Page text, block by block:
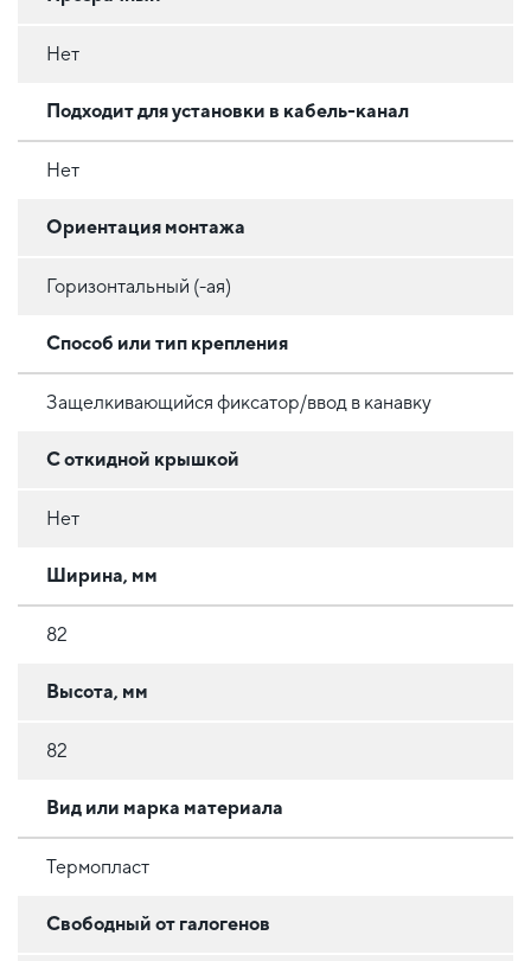
Нет
Подходит для установки в кабель-канал
Нет
Ориентация монтажа
Горизонтальный (-ая)
Способ или тип крепления
Защелкивающийся фиксатор/ввод в канавку
С откидной крышкой
Нет
Ширина, мм
82
Высота, мм
82
Вид или марка материала
Термопласт
Свободный от галогенов